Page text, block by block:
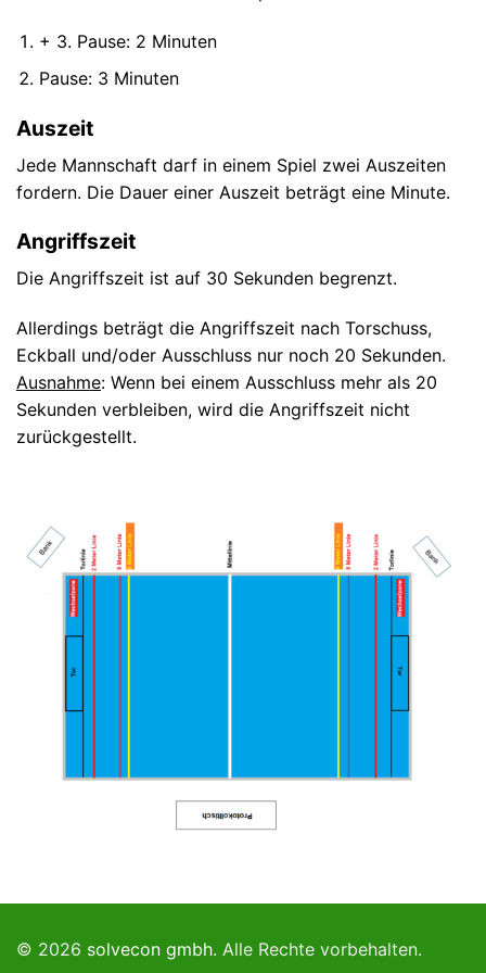
+ 3. Pause: 2 Minuten
Pause: 3 Minuten
Auszeit
Jede Mannschaft darf in einem Spiel zwei Auszeiten
fordern. Die Dauer einer Auszeit beträgt eine Minute.
Angriffszeit
Die Angriffszeit ist auf 30 Sekunden begrenzt.
Allerdings beträgt die Angriffszeit nach Torschuss,
Eckball und/oder Ausschluss nur noch 20 Sekunden.
Ausnahme: Wenn bei einem Ausschluss mehr als 20
Sekunden verbleiben, wird die Angriffszeit nicht
zurückgestellt.
© 2026 solvecon gmbh. Alle Rechte vorbehalten.